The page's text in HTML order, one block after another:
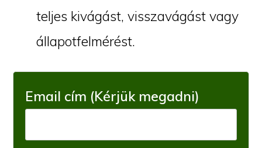
teljes kivágást, visszavágást vagy
állapotfelmérést.
Email cím (Kérjük megadni)